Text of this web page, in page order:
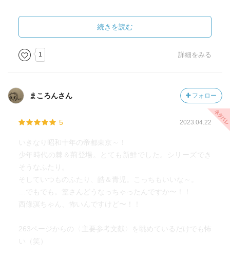
続きを読む
1 詳細をみる
まころんさん フォロー
5 2023.04.22
いきなり昭和十年の帝都東京～！
少年時代の棘＆荊登場。とても新鮮でした。シリーズでき
そうなふたり。
そしていつものふたり、皓＆青児。こっちもいいな～。
…でもでも。篁さんどうなっちゃったんですか〜！！
西條溟ちゃん、怖いんですけど〜！！
263ページからの〈主要参考文献〉を眺めているだけでも怖
い（笑）